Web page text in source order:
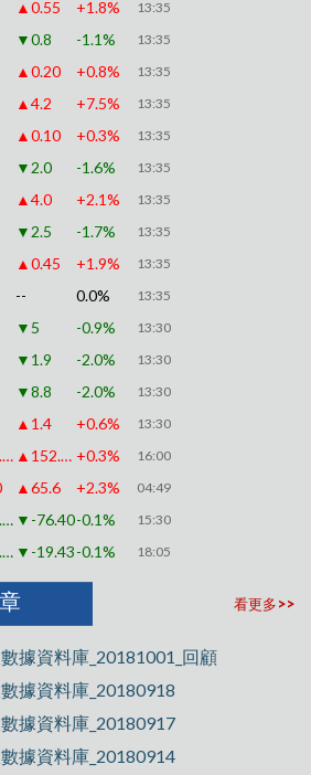
▲0.55 +1.8% 13:35
▼0.8 -1.1% 13:35
▲0.20 +0.8% 13:35
▲4.2 +7.5% 13:35
▲0.10 +0.3% 13:35
▼2.0 -1.6% 13:35
▲4.0 +2.1% 13:35
▼2.5 -1.7% 13:35
▲0.45 +1.9% 13:35
-- 0.0% 13:35
▼5 -0.9% 13:30
▼1.9 -2.0% 13:30
▼8.8 -2.0% 13:30
▲1.4 +0.6% 13:30
54042.39 ▲152.00 +0.3% 16:00
▲65.6 +2.3% 04:49
65606.64 ▼-76.40-0.1% 15:30
13779.39 ▼-19.43-0.1% 18:05
看更多>>
據資料庫_20181001_回顧
據資料庫_20180918
據資料庫_20180917
據資料庫_20180914